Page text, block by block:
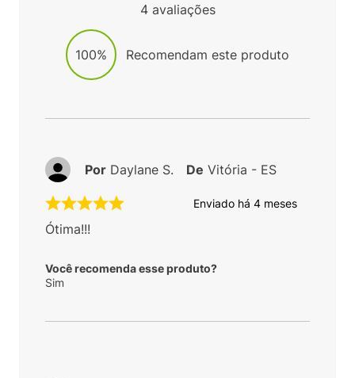
4avaliações
100% Recomendam este produto
Enviado há 4 meses
Ótima!!!
Você recomenda esse produto?
Sim
Por Daylane S. De Vitória - ES